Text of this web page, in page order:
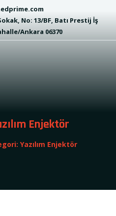
No: 13/BF, Batı Prestij İş
Ankara 06370
Enjektör
Yazılım Enjektör